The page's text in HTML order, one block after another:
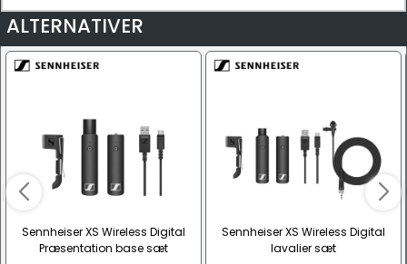
ALTERNATIVER
Sennheiser XS Wireless Digital
Præsentation base sæt
Sennheiser XS Wireless Digital
lavalier sæt